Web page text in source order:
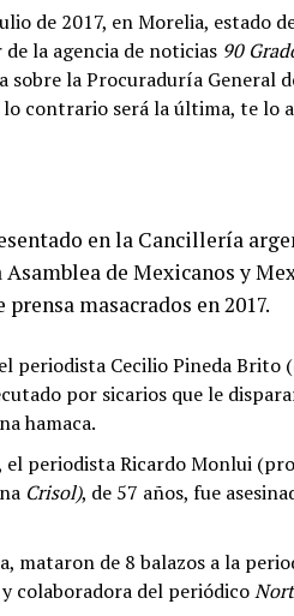
de 2017, en Morelia, estado
la agencia de noticias 90
la Procuraduría General
lo contrario será la última, te lo
en la Cancillería
de Mexicanos y
masacrados en 2017.
periodista Cecilio Pineda Brito
por sicarios que le
hamaca.
el periodista Ricardo Monlui
Crisol), de 57 años, fue
mataron de 8 balazos a la
colaboradora del periódico